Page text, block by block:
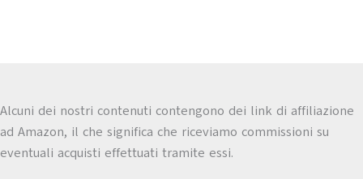
Alcuni dei nostri contenuti contengono dei link di affiliazione
ad Amazon, il che significa che riceviamo commissioni su
eventuali acquisti effettuati tramite essi.